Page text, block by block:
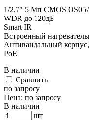
1/2.7" 5 Мп CMOS
WDR до 120дБ
Smart IR
Встроенный
Антивандальный
PoE
В наличии
Cравнить
по запросу
Цена: по запросу
В наличии
шт